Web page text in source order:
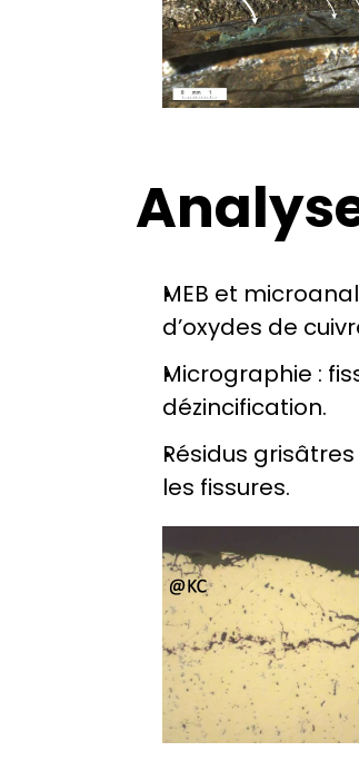
MEB et
d’oxydes de
Micrographie :
dézincification.
Résidus
les fissures.